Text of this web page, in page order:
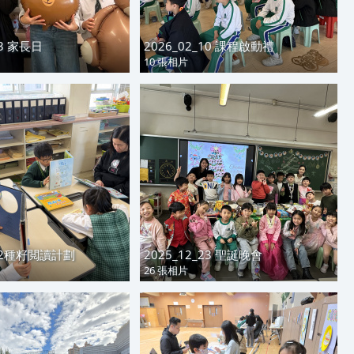
家長日 2026_02_10 課程啟動禮
10 張相片
籽閲讀計劃 2025_12_23 聖誕晚會
26 張相片